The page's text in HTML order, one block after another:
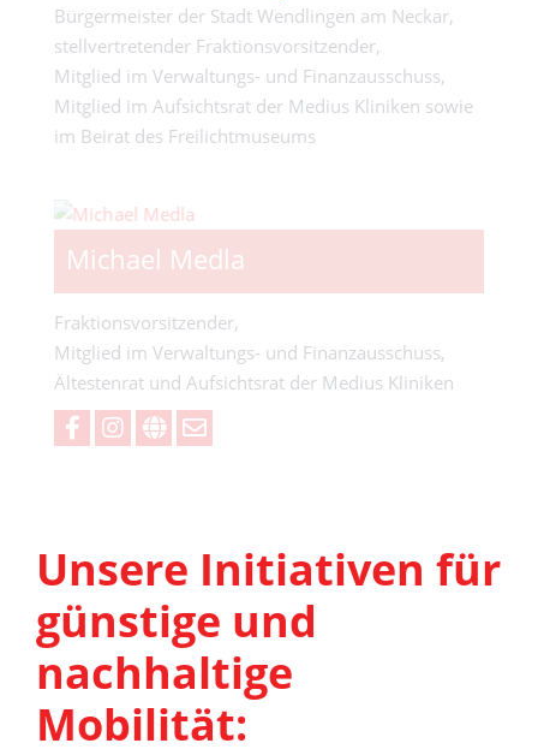
Bürgermeister der Stadt Wendlingen am Neckar,
stellvertretender Fraktionsvorsitzender,
Mitglied im Verwaltungs- und Finanzausschuss,
Mitglied im Aufsichtsrat der Medius Kliniken sowie
im Beirat des Freilichtmuseums
Michael Medla
Fraktionsvorsitzender,
Mitglied im Verwaltungs- und Finanzausschuss,
Ältestenrat und Aufsichtsrat der Medius Kliniken
Unsere Initiativen für
günstige und
nachhaltige
Mobilität: